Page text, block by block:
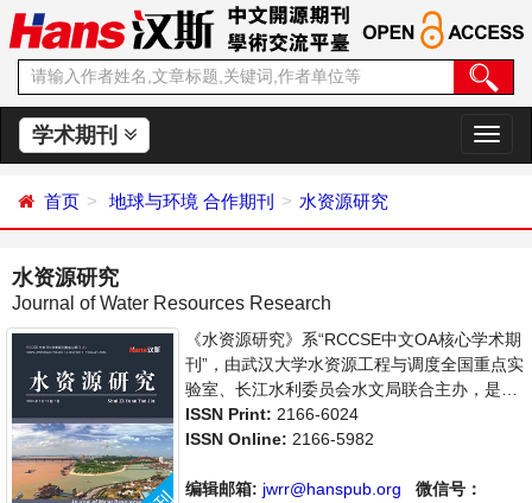
学术期刊
切
换
首页 地球与环境 合作期刊 水资源研究
水资源研究
Journal of Water Resources Research
《水资源研究》系“RCCSE中文OA核心学术期
刊”，由武汉大学水资源工程与调度全国重点实
验室、长江水利委员会水文局联合主办，是开
放获取期刊，以传播和展示世界水文水资源研
究领域最新成果、推进中国水文水资源研究走
发利用，水环境保护的理论方法、技术经验和
ISSN Print: 2166-6024
ISSN Online: 2166-5982
编辑邮箱: jwrr@hanspub.org
微信号：